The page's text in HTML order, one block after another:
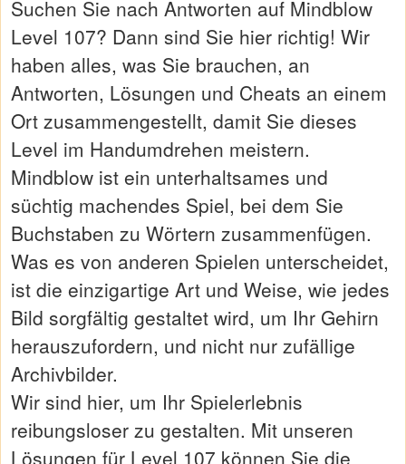
Suchen Sie nach Antworten auf Mindblow
Level 107? Dann sind Sie hier richtig! Wir
haben alles, was Sie brauchen, an
Antworten, Lösungen und Cheats an einem
Ort zusammengestellt, damit Sie dieses
Level im Handumdrehen meistern.
Mindblow ist ein unterhaltsames und
süchtig machendes Spiel, bei dem Sie
Buchstaben zu Wörtern zusammenfügen.
Was es von anderen Spielen unterscheidet,
ist die einzigartige Art und Weise, wie jedes
Bild sorgfältig gestaltet wird, um Ihr Gehirn
herauszufordern, und nicht nur zufällige
Archivbilder.
Wir sind hier, um Ihr Spielerlebnis
reibungsloser zu gestalten. Mit unseren
Lösungen für Level 107 können Sie die